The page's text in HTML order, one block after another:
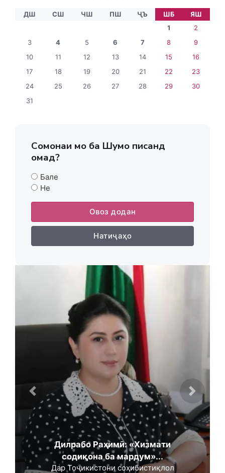
ДШ СШ ЧШ ПШ ҶЪ ШБ
ЯШ
1
2
3
4 5 6 7 8
9
10
11 12 13 14 15
16
17
18 19 20 21 22
23
24
25 26 27 28 29
30
31
Сомонаи мо ба Шумо писанд
омад?
Бале
Не
Овоз додан
Натиҷаҳо
Дилрабо Раҳимӣ: «Хизмати
содиқона ба мардум»...
Дар Тоҷикистони соҳибистиқлол